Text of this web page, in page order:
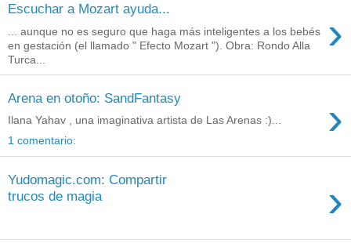
Escuchar a Mozart ayuda... ›
... aunque no es seguro que haga más inteligentes a los bebés
en gestación (el llamado " Efecto Mozart "). Obra: Rondo Alla
Turca...
Arena en otoño: SandFantasy ›
Ilana Yahav , una imaginativa artista de Las Arenas :)...
1 comentario:
Yudomagic.com: Compartir
trucos de magia
›